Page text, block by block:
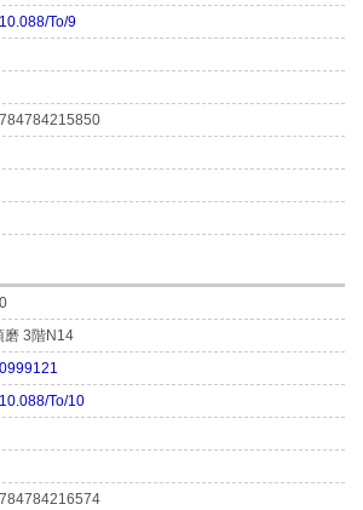
To/9
磨 3階N14
To/10